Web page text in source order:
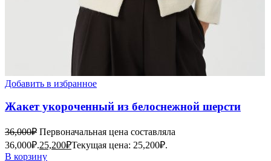
Добавить в избранное
Жакет укороченный из белоснежной шерсти
36,000₽ Первоначальная цена составляла
36,000₽.25,200₽Текущая цена: 25,200₽.
В корзину